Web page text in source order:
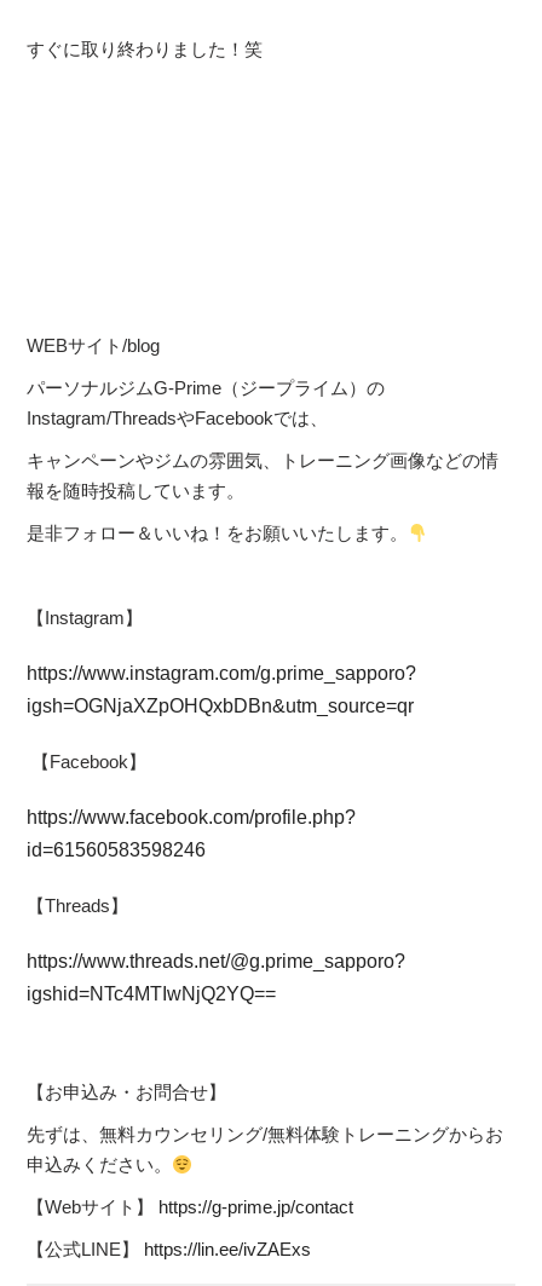
すぐに取り終わりました！笑
WEBサイト/blog
パーソナルジムG-Prime（ジープライム）の
Instagram/ThreadsやFacebookでは、
キャンペーンやジムの雰囲気、トレーニング画像などの情
報を随時投稿しています。
是非フォロー＆いいね！をお願いいたします。
【Instagram】
https://www.instagram.com/g.prime_sapporo?
igsh=OGNjaXZpOHQxbDBn&utm_source=qr
【Facebook】
https://www.facebook.com/profile.php?
id=61560583598246
【Threads】
https://www.threads.net/@g.prime_sapporo?
igshid=NTc4MTIwNjQ2YQ==
【お申込み・お問合せ】
先ずは、無料カウンセリング/無料体験トレーニングからお
申込みください。
【Webサイト】 https://g-prime.jp/contact
【公式LINE】 https://lin.ee/ivZAExs